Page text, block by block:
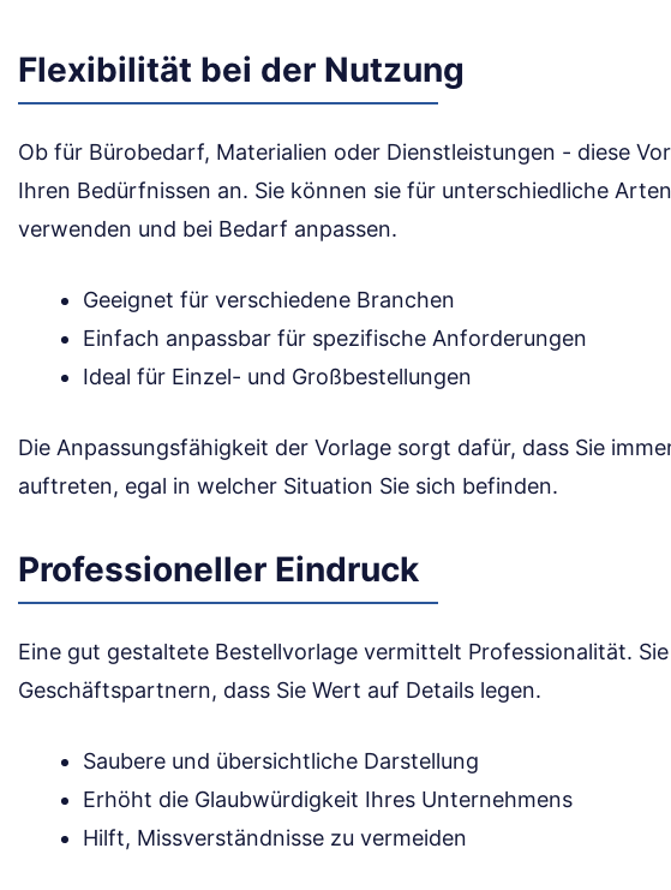
Flexibilität bei der Nutzung
Ob für Bürobedarf, Materialien oder Dienstleistungen - diese
Ihren Bedürfnissen an. Sie können sie für unterschiedliche
verwenden und bei Bedarf anpassen.
Geeignet für verschiedene Branchen
Einfach anpassbar für spezifische Anforderungen
Ideal für Einzel- und Großbestellungen
Die Anpassungsfähigkeit der Vorlage sorgt dafür, dass Sie
auftreten, egal in welcher Situation Sie sich befinden.
Professioneller Eindruck
Eine gut gestaltete Bestellvorlage vermittelt Professionalität.
Geschäftspartnern, dass Sie Wert auf Details legen.
Saubere und übersichtliche Darstellung
Erhöht die Glaubwürdigkeit Ihres Unternehmens
Hilft, Missverständnisse zu vermeiden